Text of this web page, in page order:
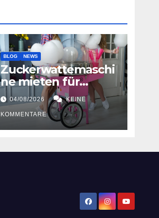
BLOG NEWS
Zuckerwattemaschi
ne mieten für
Hochzeiten
04/08/2026 KEINE
KOMMENTARE